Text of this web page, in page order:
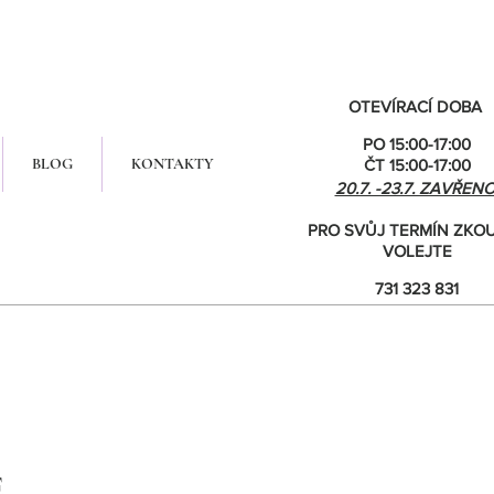
BLOG KONTAKTY
OTEVÍRACÍ DOBA
PO 15:00-17:00
ČT 15:00-17:00
20.7. -23.7.
PRO SVŮJ TERMÍN
VOLEJTE
731 323 831